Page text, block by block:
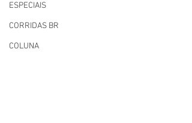
ESPECIAIS
CORRIDAS BR
COLUNA